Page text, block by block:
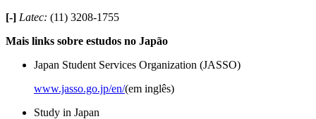
[-] Latec: (11) 3208-1755
Mais links sobre estudos no Japão
Japan Student Services Organization (JASSO)
www.jasso.go.jp/en/(em inglês)
Study in Japan